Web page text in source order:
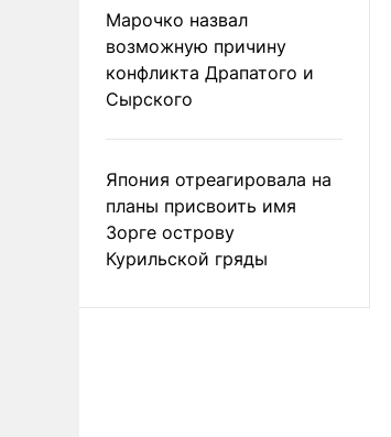
Марочко назвал
возможную причину
конфликта Драпатого и
Сырского
Япония отреагировала на
планы присвоить имя
Зорге острову
Курильской гряды